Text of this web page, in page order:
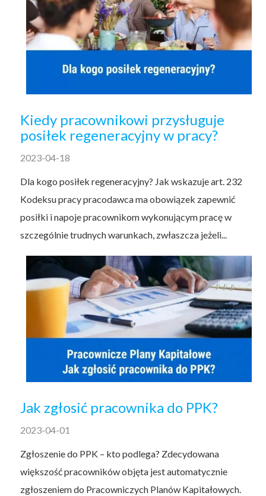
Kiedy pracownikowi przysługuje
posiłek regeneracyjny w pracy?
2023-04-18
Dla kogo posiłek regeneracyjny? Jak wskazuje art. 232
Kodeksu pracy pracodawca ma obowiązek zapewnić
posiłki i napoje pracownikom wykonującym pracę w
szczególnie trudnych warunkach, zwłaszcza jeżeli...
Jak zgłosić pracownika do PPK?
2023-04-01
Zgłoszenie do PPK – kto podlega? Zdecydowana
większość pracowników objęta jest automatycznie
zgłoszeniem do Pracowniczych Planów Kapitałowych.